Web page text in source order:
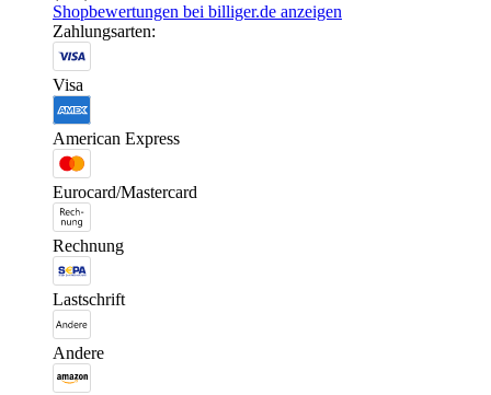
Shopbewertungen bei billiger.de anzeigen
Zahlungsarten:
Visa
American Express
Eurocard/Mastercard
Rechnung
Lastschrift
Andere